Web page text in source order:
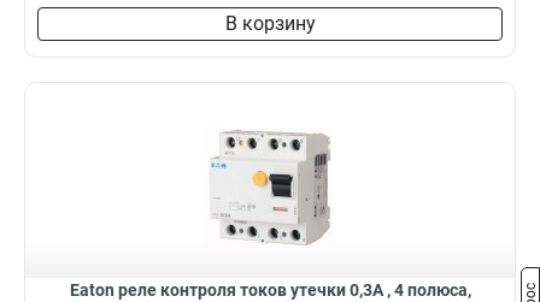
В корзину
Eaton реле контроля токов утечки 0,3А , 4 полюса,